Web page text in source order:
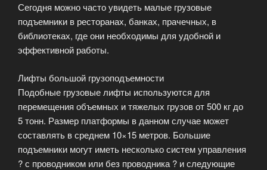
Сегодня можно часто увидеть малые грузовые
подъемники в ресторанах, банках, прачечных, в
библиотеках, где они необходимы для удобной и
эффективной работы.
Лифты большой грузоподъемности
Подобные грузовые лифты используются для
перемещения объемных и тяжелых грузов от 500 кг до
5 тонн. Размер платформы в данном случае может
составлять в среднем 10×15 метров. Большие
подъемники могут иметь несколько систем управления
? с проводником или без проводника ? и следующие